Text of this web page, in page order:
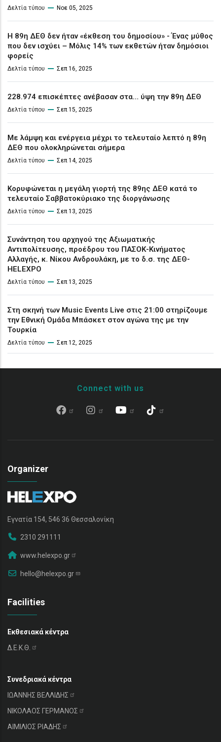
Δελτία τύπου Νοε 05, 2025
Η 89η ΔΕΘ δεν ήταν «έκθεση του δημοσίου» - Ένας μύθος
που δεν ισχύει – Μόλις 14% των εκθετών ήταν δημόσιοι
φορείς
Δελτία τύπου Σεπ 16, 2025
228.974 επισκέπτες ανέβασαν στα… ύψη την 89η ΔΕΘ
Δελτία τύπου Σεπ 15, 2025
Με λάμψη και ενέργεια μέχρι το τελευταίο λεπτό η 89η
ΔΕΘ που ολοκληρώνεται σήμερα
Δελτία τύπου Σεπ 14, 2025
Κορυφώνεται η μεγάλη γιορτή της 89ης ΔΕΘ κατά το
τελευταίο Σαββατοκύριακο της διοργάνωσης
Δελτία τύπου Σεπ 13, 2025
Συνάντηση του αρχηγού της Αξιωματικής
Αντιπολίτευσης, προέδρου του ΠΑΣΟΚ-Κινήματος
Αλλαγής, κ. Νίκου Ανδρουλάκη, με το δ.σ. της ΔΕΘ-
HELEXPO
Δελτία τύπου Σεπ 13, 2025
Στη σκηνή των Music Events Live στις 21:00 στηρίζουμε
την Εθνική Ομάδα Μπάσκετ στον αγώνα της με την
Τουρκία
Δελτία τύπου Σεπ 12, 2025
Connect with us
Organizer
Εγνατία 154, 546 36 Θεσσαλονίκη
2310 291111
www.helexpo.gr
hello@helexpo.gr
Facilities
Εκθεσιακά κέντρα
Δ.Ε.Κ.Θ.
Συνεδριακά κέντρα
ΙΩΑΝΝΗΣ ΒΕΛΛΙΔΗΣ
ΝΙΚΟΛΑΟΣ ΓΕΡΜΑΝΟΣ
ΑΙΜΙΛΙΟΣ ΡΙΑΔΗΣ